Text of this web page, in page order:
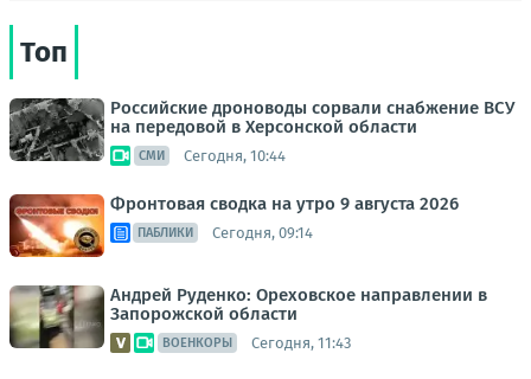
Топ
Российские дроноводы сорвали снабжение ВСУ
на передовой в Херсонской области
СМИ Сегодня, 10:44
Фронтовая сводка на утро 9 августа 2026
ПАБЛИКИ Сегодня, 09:14
Андрей Руденко: Ореховское направлении в
Запорожской области
ВОЕНКОРЫ Сегодня, 11:43